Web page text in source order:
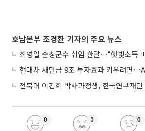
호남본부 조경환 기자의 주요 뉴스
0 0 0